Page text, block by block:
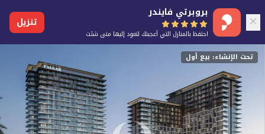
بروبرتي فايندر
احتفظ بالمنازل التي أعجبتك لتعود إليها متى شئت
تنزيل
تحت الإنشاء: بيع أول